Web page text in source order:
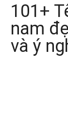
101+
nam
và ý